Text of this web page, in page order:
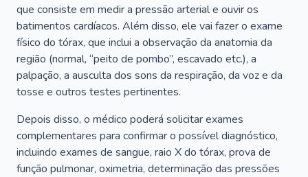
que consiste em medir a pressão arterial e ouvir os
batimentos cardíacos. Além disso, ele vai fazer o exame
físico do tórax, que inclui a observação da anatomia da
região (normal, “peito de pombo”, escavado etc.), a
palpação, a ausculta dos sons da respiração, da voz e da
tosse e outros testes pertinentes.
Depois disso, o médico poderá solicitar exames
complementares para confirmar o possível diagnóstico,
incluindo exames de sangue, raio X do tórax, prova de
função pulmonar, oximetria, determinação das pressões